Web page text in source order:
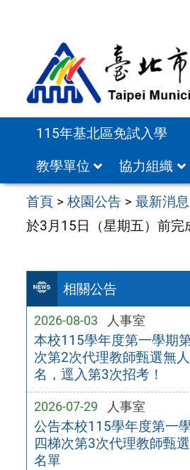
115年基北區免試入學
教學單位
協力組織
首頁 >校園公告 >最新消息
於3月15日（星期五）前完
相關公告
2026-08-03 人事室
本校115學年度第一學期
次第2次代理教師甄選無
名，逕入第3次招考！
2026-07-29 人事室
公告本校115學年度第一
四梯次第3次代理教師甄
名單